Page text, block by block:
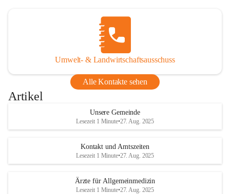
Umwelt- & Landwirtschaftsausschuss
Alle Kontakte sehen
Artikel
Unsere Gemeinde
Lesezeit 1 Minute•27. Aug. 2025
Kontakt und Amtszeiten
Lesezeit 1 Minute•27. Aug. 2025
Ärzte für Allgemeinmedizin
Lesezeit 1 Minute•27. Aug. 2025